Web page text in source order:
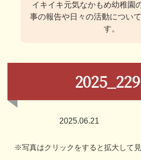
イキイキ元気なかもめ幼稚園
事の報告や日々の活動につい
す。
2025.06.21
※写真はクリックをすると拡大して見